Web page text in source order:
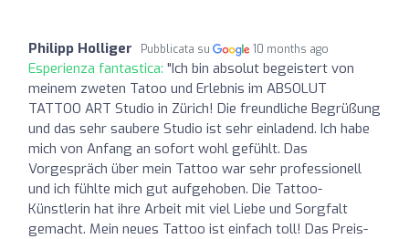
Philipp Holliger Pubblicata su 10 months ago
Esperienza fantastica: "Ich bin absolut begeistert von
meinem zweten Tatoo und Erlebnis im ABSOLUT
TATTOO ART Studio in Zürich! Die freundliche Begrüßung
und das sehr saubere Studio ist sehr einladend. Ich habe
mich von Anfang an sofort wohl gefühlt. Das
Vorgespräch über mein Tattoo war sehr professionell
und ich fühlte mich gut aufgehoben. Die Tattoo-
Künstlerin hat ihre Arbeit mit viel Liebe und Sorgfalt
gemacht. Mein neues Tattoo ist einfach toll! Das Preis-